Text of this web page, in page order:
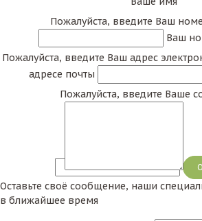
Пожалуйста, введите Ваш
Ваш
Пожалуйста, введите Ваш адрес
адресе почты
Пожалуйста, введите Ваше
Оставьте своё сообщение, наши
в ближайшее время